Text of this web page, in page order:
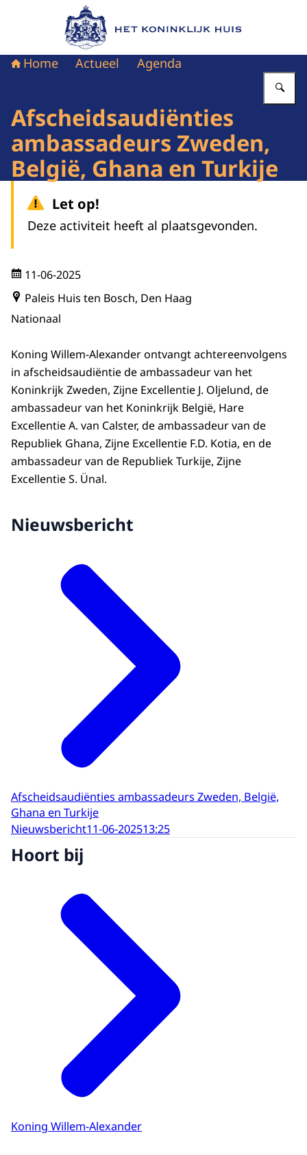
Naar de homepage van Het Koninklijk Huis
Home Actueel Agenda
Afscheidsaudiënties
ambassadeurs Zweden,
België, Ghana en Turkije
Let op!
Deze activiteit heeft al plaatsgevonden.
11-06-2025
Paleis Huis ten Bosch, Den Haag
Nationaal
Koning Willem-Alexander ontvangt achtereenvolgens
in afscheidsaudiëntie de ambassadeur van het
Koninkrijk Zweden, Zijne Excellentie J. Oljelund, de
ambassadeur van het Koninkrijk België, Hare
Excellentie A. van Calster, de ambassadeur van de
Republiek Ghana, Zijne Excellentie F.D. Kotia, en de
ambassadeur van de Republiek Turkije, Zijne
Excellentie S. Ünal.
Nieuwsbericht
Afscheidsaudiënties ambassadeurs Zweden, België,
Ghana en Turkije
Nieuwsbericht11-06-202513:25
Hoort bij
Koning Willem-Alexander